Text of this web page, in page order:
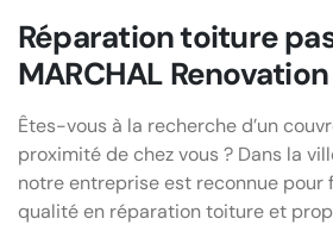
Réparation toiture
MARCHAL
Êtes-vous à la recherche d’un
proximité de chez vous ? Dans la
notre entreprise est reconnue pour
qualité en réparation toiture et